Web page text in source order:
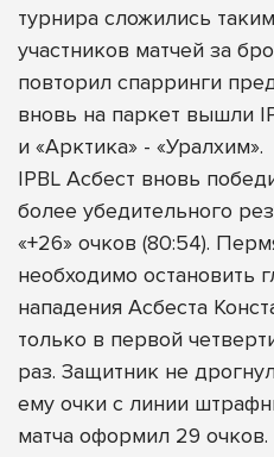
турнира сложились
участников матчей за
повторил спарринги
вновь на паркет вышли
и «Арктика» - «Уралхим».
IPBL Асбест вновь
более убедительного
«+26» очков (80:54).
необходимо остановить
нападения Асбеста
только в первой
раз. Защитник не
ему очки с линии
матча оформил 29 очков.